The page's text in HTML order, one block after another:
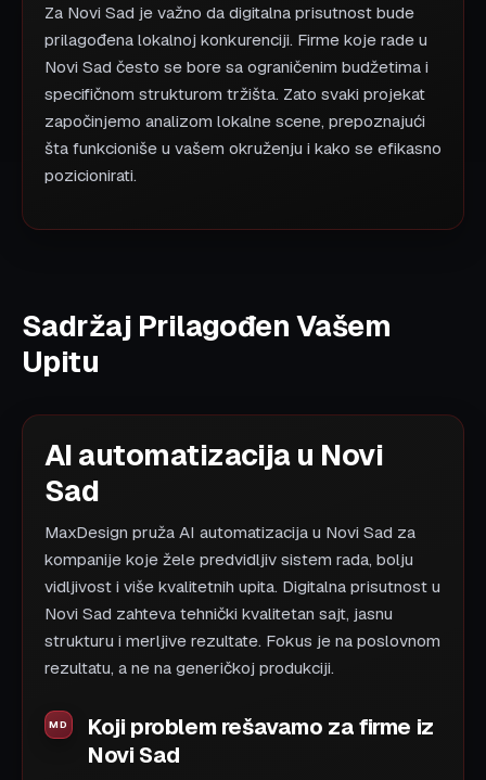
Za Novi Sad je važno da digitalna prisutnost bude
prilagođena lokalnoj konkurenciji. Firme koje rade u
Novi Sad često se bore sa ograničenim budžetima i
specifičnom strukturom tržišta. Zato svaki projekat
započinjemo analizom lokalne scene, prepoznajući
šta funkcioniše u vašem okruženju i kako se efikasno
pozicionirati.
Sadržaj Prilagođen Vašem
Upitu
AI automatizacija u Novi
Sad
MaxDesign pruža AI automatizacija u Novi Sad za
kompanije koje žele predvidljiv sistem rada, bolju
vidljivost i više kvalitetnih upita. Digitalna prisutnost u
Novi Sad zahteva tehnički kvalitetan sajt, jasnu
strukturu i merljive rezultate. Fokus je na poslovnom
rezultatu, a ne na generičkoj produkciji.
Koji problem rešavamo za firme iz
Novi Sad